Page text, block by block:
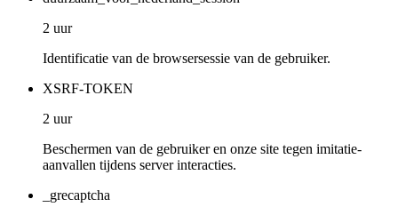
2 uur
Identificatie van de browsersessie van de gebruiker.
XSRF-TOKEN
2 uur
Beschermen van de gebruiker en onze site tegen imitatie-
aanvallen tijdens server interacties.
_grecaptcha